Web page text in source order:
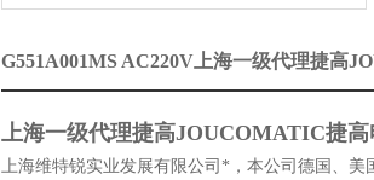
G551A001MS AC220V上海一级代理捷高
上海一级代理捷高JOUCOMATIC捷高
上海维特锐实业发展有限公司*，本公司德国、